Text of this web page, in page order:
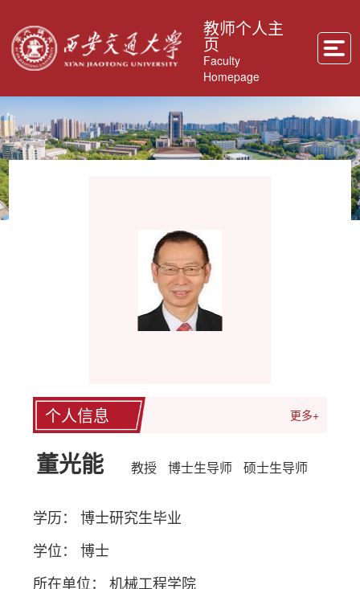
教师个人主
页
Faculty
Homepage
个人信息 更多+
董光能 教授 博士生导师 硕士生导师
学历： 博士研究生毕业
学位： 博士
所在单位： 机械工程学院